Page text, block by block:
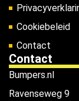
Cookiebeleid
Contact
Contact
Bumpers.nl
Ravenseweg 9